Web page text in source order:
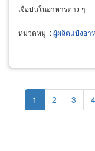
เจือปนในอาหารต่าง ๆ
หมวดหมู่ :ผู้ผลิตแป้งอา
Pagination
Current
page
1 Page
2 Page
3 4